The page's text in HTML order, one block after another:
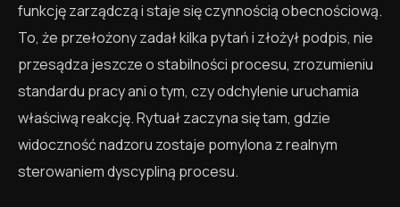
funkcję zarządczą i staje się czynnością obecnościową.
To, że przełożony zadał kilka pytań i złożył podpis, nie
przesądza jeszcze o stabilności procesu, zrozumieniu
standardu pracy ani o tym, czy odchylenie uruchamia
właściwą reakcję. Rytuał zaczyna się tam, gdzie
widoczność nadzoru zostaje pomylona z realnym
sterowaniem dyscypliną procesu.